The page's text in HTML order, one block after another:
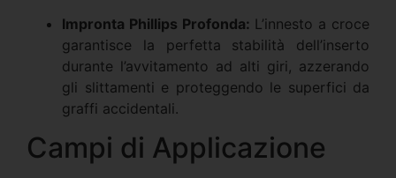
Impronta Phillips Profonda: L’innesto a croce
garantisce la perfetta stabilità dell’inserto
durante l’avvitamento ad alti giri, azzerando
gli slittamenti e proteggendo le superfici da
graffi accidentali.
Campi di Applicazione